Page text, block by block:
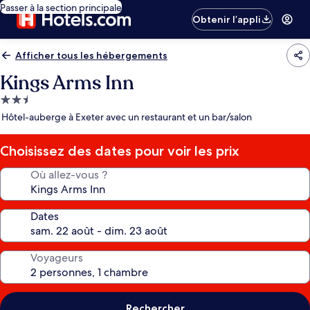
Passer à la section principale
Obtenir l’appli
Afficher tous les hébergements
Kings Arms Inn
Hébergement
2.5 étoiles
Hôtel-auberge à Exeter avec un restaurant et un bar/salon
Choisissez des dates pour voir les prix
Où allez-vous ?
Dates
Voyageurs